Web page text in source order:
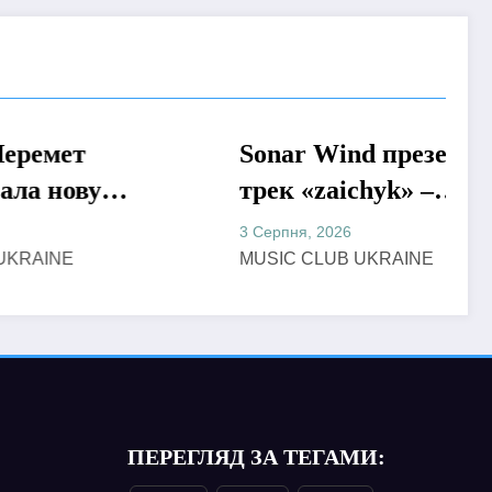
Sonar Wind презентував
трек «zaichyk» –
емоційну історію про
депресію, втому та
3 Серпня, 2026
MUSIC CLUB UKRAINE
ПЕРЕГЛЯД ЗА ТЕГАМИ: